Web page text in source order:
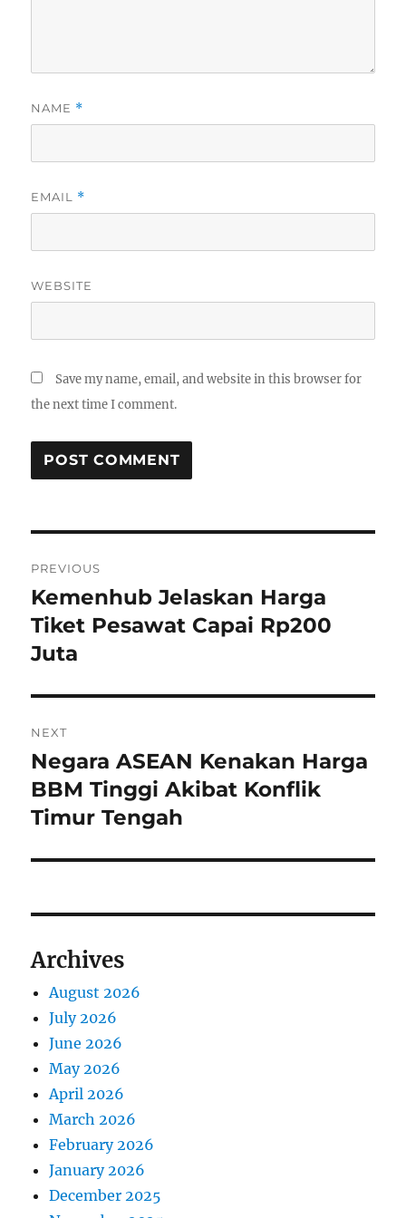
NAME *
EMAIL *
WEBSITE
Save my name, email, and website in this browser for
the next time I comment.
o
s
t
n
a
v
i
g
i
n
PREVIOUS
P
r
e
i
s
p
o
Kemenhub Jelaskan Harga
Tiket Pesawat Capai Rp200
Juta
NEXT
N
e
x
p
s
:
Negara ASEAN Kenakan Harga
BBM Tinggi Akibat Konflik
Timur Tengah
Archives
August 2026
July 2026
June 2026
May 2026
April 2026
March 2026
February 2026
January 2026
December 2025